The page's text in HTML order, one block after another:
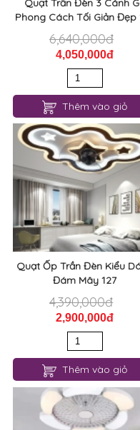
Quạt Trần Đèn 3 Cánh
Phong Cách Tối Giản Đẹp
6,640,000đ
4,050,000đ
Thêm vào giỏ
Quạt Ốp Trần Đèn Kiểu
Đám Mây 127
4,390,000đ
2,900,000đ
Thêm vào giỏ